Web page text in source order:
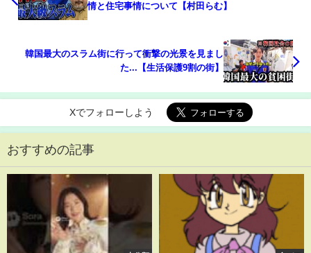
情と住宅事情について【村田らむ】
韓国最大のスラム街に行って衝撃の光景を見まし
た...【生活保護9割の街】
Xでフォローしよう
おすすめの記事